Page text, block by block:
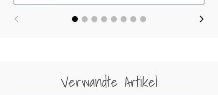
Verwandte Artikel